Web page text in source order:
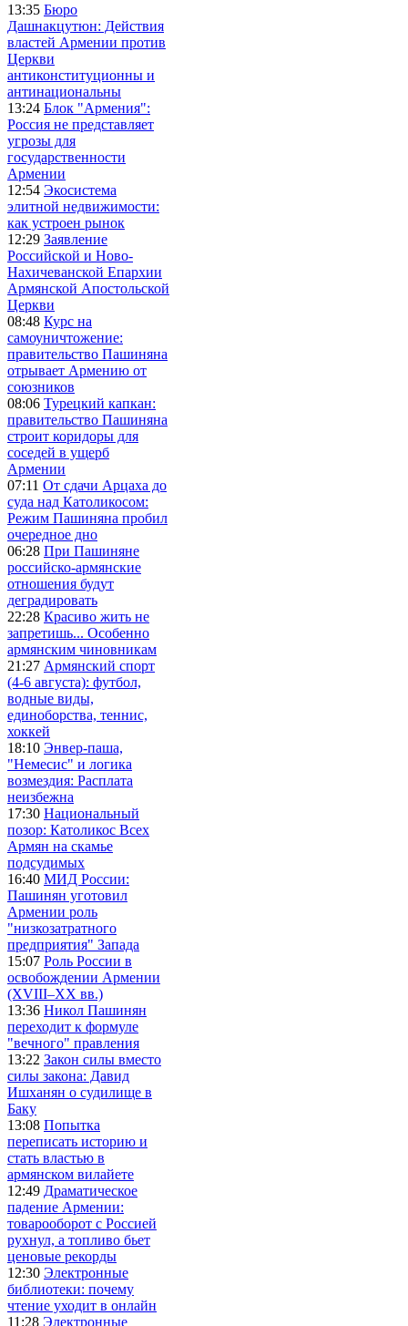
13:35 Бюро
Дашнакцутюн: Действия
властей Армении против
Церкви
антиконституционны и
антинациональны
13:24 Блок "Армения":
Россия не представляет
угрозы для
государственности
Армении
12:54 Экосистема
элитной недвижимости:
как устроен рынок
12:29 Заявление
Российской и Ново-
Нахичеванской Епархии
Армянской Апостольской
Церкви
08:48 Курс на
самоуничтожение:
правительство Пашиняна
отрывает Армению от
союзников
08:06 Турецкий капкан:
правительство Пашиняна
строит коридоры для
соседей в ущерб
Армении
07:11 От сдачи Арцаха до
суда над Католикосом:
Режим Пашиняна пробил
очередное дно
06:28 При Пашиняне
российско-армянские
отношения будут
деградировать
22:28 Красиво жить не
запретишь... Особенно
армянским чиновникам
21:27 Армянский спорт
(4-6 августа): футбол,
водные виды,
единоборства, теннис,
хоккей
18:10 Энвер-паша,
"Немесис" и логика
возмездия: Расплата
неизбежна
17:30 Национальный
позор: Католикос Всех
Армян на скамье
подсудимых
16:40 МИД России:
Пашинян уготовил
Армении роль
"низкозатратного
предприятия" Запада
15:07 Роль России в
освобождении Армении
(XVIII–XX вв.)
13:36 Никол Пашинян
переходит к формуле
"вечного" правления
13:22 Закон силы вместо
силы закона: Давид
Ишханян о судилище в
Баку
13:08 Попытка
переписать историю и
стать властью в
армянском вилайете
12:49 Драматическое
падение Армении:
товарооборот с Россией
рухнул, а топливо бьет
ценовые рекорды
12:30 Электронные
библиотеки: почему
чтение уходит в онлайн
11:28 Электронные